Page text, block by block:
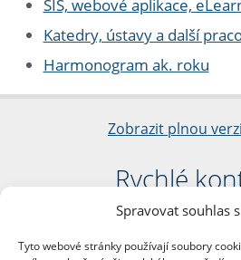
Spravovat souhlas
Tyto webové stránky používají soubory
SIS, webové aplikace,
Katedry, ústavy a další
Harmonogram ak. roku
Zobrazit plnou
Rychlé
Filozofická
nám. Jana